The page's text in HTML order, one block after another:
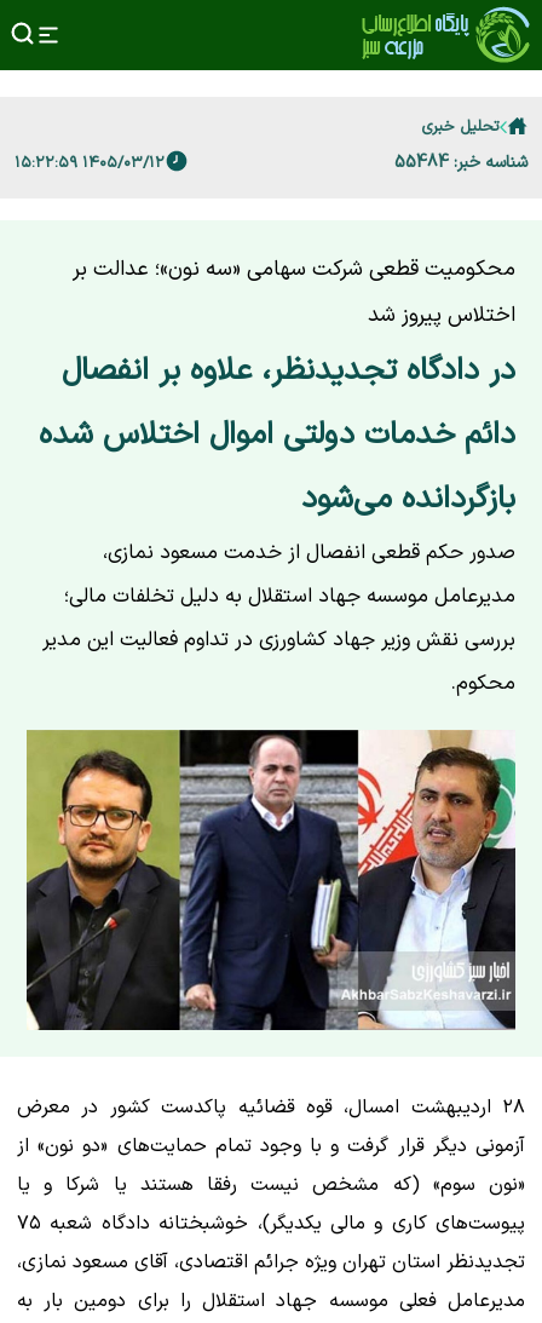
تحلیل خبری
شناسه خبر: 55484 ۱۴۰۵/۰۳/۱۲ ۱۵:۲۲:۵۹
محکومیت قطعی شرکت سهامی «سه نون»؛ عدالت بر
اختلاس پیروز شد
در دادگاه تجدیدنظر، علاوه بر انفصال
دائم خدمات دولتی اموال اختلاس شده
بازگردانده می‌شود
صدور حکم قطعی انفصال از خدمت مسعود نمازی،
مدیرعامل موسسه جهاد استقلال به دلیل تخلفات مالی؛
بررسی نقش وزیر جهاد کشاورزی در تداوم فعالیت این مدیر
محکوم.
۲۸ اردیبهشت امسال، قوه قضائیه پاکدست کشور در معرض
آزمونی دیگر قرار گرفت و با وجود تمام حمایت‌های «دو نون» از
«نون سوم» (که مشخص نیست رفقا هستند یا شرکا و یا
پیوست‌های کاری و مالی یکدیگر)، خوشبختانه دادگاه شعبه ۷۵
تجدیدنظر استان تهران ویژه جرائم اقتصادی، آقای مسعود نمازی،
مدیرعامل فعلی موسسه جهاد استقلال را برای دومین بار به